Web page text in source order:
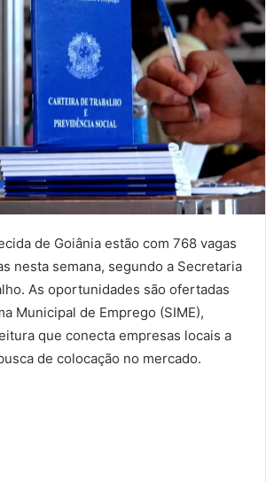
de Goiânia estão com 768 vagas
nesta semana, segundo a Secretaria
As oportunidades são ofertadas
Municipal de Emprego (SIME),
que conecta empresas locais a
de colocação no mercado.